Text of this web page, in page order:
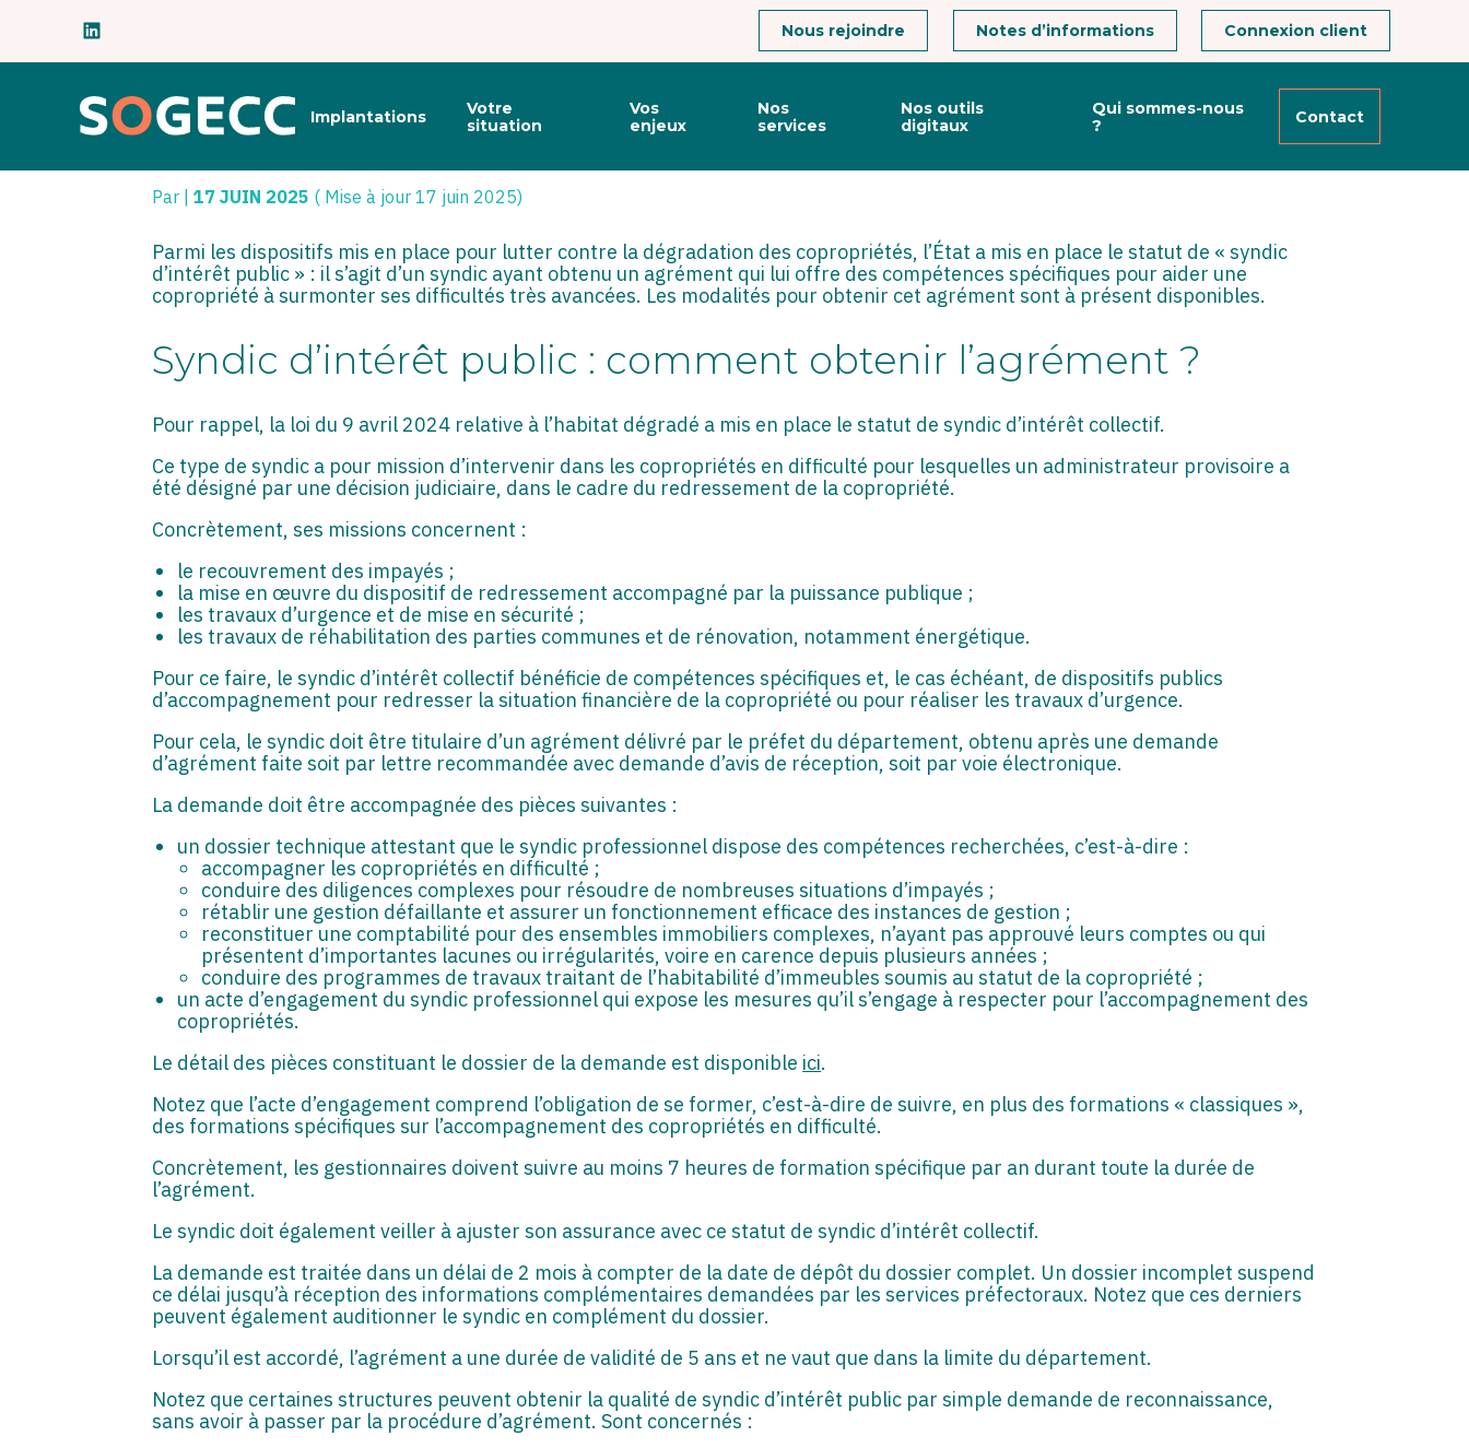
Connexion client
Notes d’informations
Nous rejoindre
Aller
Principal
Implantations
Votre
situation
Vos
enjeux
Nos
services
Nos outils
digitaux
Qui sommes-nous
?
Contact
SYNDIC D’INTÉRÊT PUBLIC : UN AGRÉMENT SOUS CONDITIONS
Par |17 JUIN 2025 ( Mise à jour 17 juin 2025)
Parmi les dispositifs mis en place pour lutter contre la dégradation des copropriétés, l’État a mis en place le statut de « syndic
d’intérêt public » : il s’agit d’un syndic ayant obtenu un agrément qui lui offre des compétences spécifiques pour aider une
copropriété à surmonter ses difficultés très avancées. Les modalités pour obtenir cet agrément sont à présent disponibles.
Syndic d’intérêt public : comment obtenir l’agrément ?
Pour rappel, la loi du 9 avril 2024 relative à l’habitat dégradé a mis en place le statut de syndic d’intérêt collectif.
Ce type de syndic a pour mission d’intervenir dans les copropriétés en difficulté pour lesquelles un administrateur provisoire a
été désigné par une décision judiciaire, dans le cadre du redressement de la copropriété.
Concrètement, ses missions concernent :
le recouvrement des impayés ;
la mise en œuvre du dispositif de redressement accompagné par la puissance publique ;
les travaux d’urgence et de mise en sécurité ;
les travaux de réhabilitation des parties communes et de rénovation, notamment énergétique.
Pour ce faire, le syndic d’intérêt collectif bénéficie de compétences spécifiques et, le cas échéant, de dispositifs publics
d’accompagnement pour redresser la situation financière de la copropriété ou pour réaliser les travaux d’urgence.
Pour cela, le syndic doit être titulaire d’un agrément délivré par le préfet du département, obtenu après une demande
d’agrément faite soit par lettre recommandée avec demande d’avis de réception, soit par voie électronique.
La demande doit être accompagnée des pièces suivantes :
un dossier technique attestant que le syndic professionnel dispose des compétences recherchées, c’est-à-dire :
accompagner les copropriétés en difficulté ;
conduire des diligences complexes pour résoudre de nombreuses situations d’impayés ;
rétablir une gestion défaillante et assurer un fonctionnement efficace des instances de gestion ;
reconstituer une comptabilité pour des ensembles immobiliers complexes, n’ayant pas approuvé leurs comptes ou qui
présentent d’importantes lacunes ou irrégularités, voire en carence depuis plusieurs années ;
conduire des programmes de travaux traitant de l’habitabilité d’immeubles soumis au statut de la copropriété ;
un acte d’engagement du syndic professionnel qui expose les mesures qu’il s’engage à respecter pour l’accompagnement des
copropriétés.
Le détail des pièces constituant le dossier de la demande est disponible ici.
Notez que l’acte d’engagement comprend l’obligation de se former, c’est-à-dire de suivre, en plus des formations « classiques »,
des formations spécifiques sur l’accompagnement des copropriétés en difficulté.
Concrètement, les gestionnaires doivent suivre au moins 7 heures de formation spécifique par an durant toute la durée de
l’agrément.
Le syndic doit également veiller à ajuster son assurance avec ce statut de syndic d’intérêt collectif.
La demande est traitée dans un délai de 2 mois à compter de la date de dépôt du dossier complet. Un dossier incomplet suspend
ce délai jusqu’à réception des informations complémentaires demandées par les services préfectoraux. Notez que ces derniers
peuvent également auditionner le syndic en complément du dossier.
Lorsqu’il est accordé, l’agrément a une durée de validité de 5 ans et ne vaut que dans la limite du département.
Notez que certaines structures peuvent obtenir la qualité de syndic d’intérêt public par simple demande de reconnaissance,
sans avoir à passer par la procédure d’agrément. Sont concernés :